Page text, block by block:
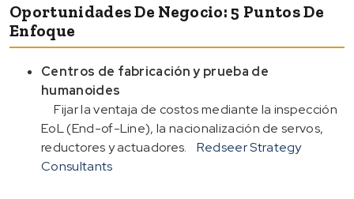
Oportunidades De Negocio: 5 Puntos De
Enfoque
Centros de fabricación y prueba de
humanoides
Fijar la ventaja de costos mediante la inspección
EoL (End-of-Line), la nacionalización de servos,
reductores y actuadores.
Redseer Strategy
Consultants